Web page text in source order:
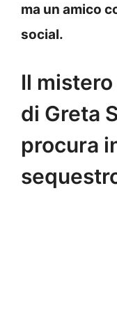
ma un amico
social.
Il
di Greta
procura